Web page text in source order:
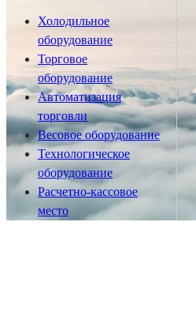
Холодильное
оборудование
Торговое
оборудование
Автоматизация
торговли
Весовое оборудование
Технологическое
оборудование
Расчетно-кассовое
место